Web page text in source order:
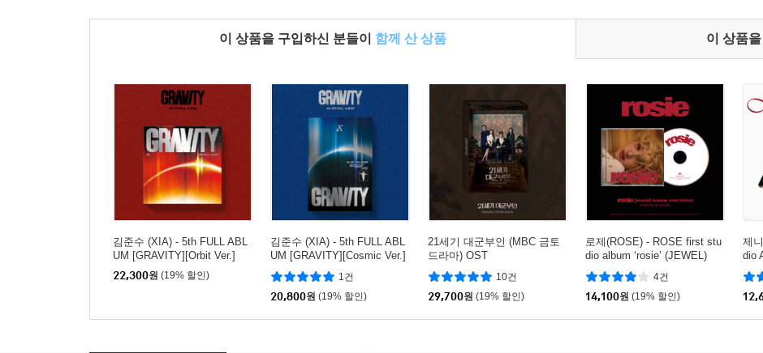
이 상품을 구입하신 분들이 함께 산 상품 이 상품
김준수 (XIA) - 5th FULL ABL
UM [GRAVITY][Orbit Ver.]
22,300원 (19% 할인)
김준수 (XIA) - 5th FULL ABL
UM [GRAVITY][Cosmic Ver.]
1건
20,800원 (19% 할인)
21세기 대군부인 (MBC 금토
드라마) OST
10건
29,700원 (19% 할인)
로제(ROSE) - ROSE first stu
dio album ‘rosie’ (JEWEL)
4건
14,100원 (19% 할인)
제
dio
ck]